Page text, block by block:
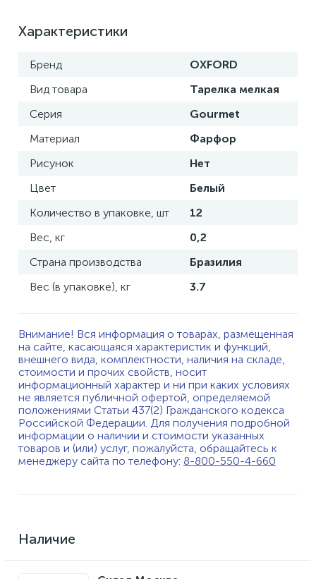
Характеристики
Бренд
OXFORD
Вид товара
Тарелка мелкая
Серия
Gourmet
Материал
Фарфор
Рисунок
Нет
Цвет
Белый
Количество в упаковке, шт
12
Вес, кг
0,2
Страна производства
Бразилия
Вес (в упаковке), кг
3.7
Внимание! Вся информация о товарах, размещенная
на сайте, касающаяся характеристик и функций,
внешнего вида, комплектности, наличия на складе,
стоимости и прочих свойств, носит
информационный характер и ни при каких условиях
не является публичной офертой, определяемой
положениями Статьи 437(2) Гражданского кодекса
Российской Федерации. Для получения подробной
информации о наличии и стоимости указанных
товаров и (или) услуг, пожалуйста, обращайтесь к
менеджеру сайта по телефону: 8-800-550-4-660
Наличие